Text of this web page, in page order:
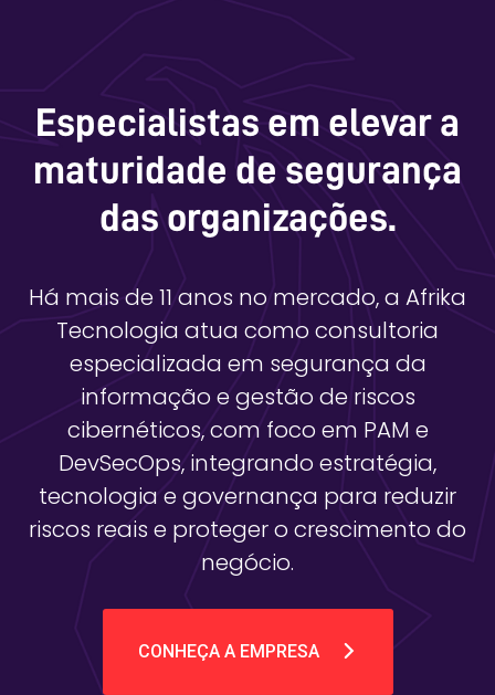
Especialistas em elevar a
maturidade de segurança
das organizações.
Há mais de 11 anos no mercado, a Afrika
Tecnologia atua como consultoria
especializada em segurança da
informação e gestão de riscos
cibernéticos, com foco em PAM e
DevSecOps, integrando estratégia,
tecnologia e governança para reduzir
riscos reais e proteger o crescimento do
negócio.
CONHEÇA A EMPRESA